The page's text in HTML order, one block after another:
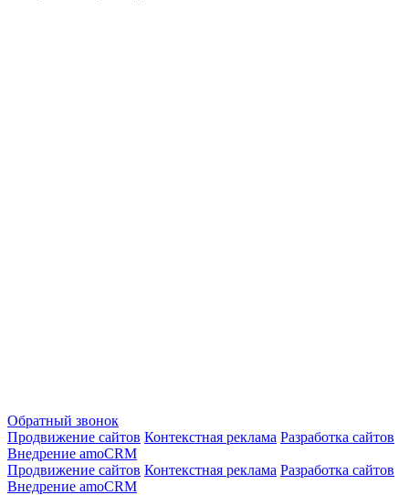
Обратный звонок
Продвижение сайтов Контекстная реклама Разработка сайтов
Внедрение amoCRM
Продвижение сайтов Контекстная реклама Разработка сайтов
Внедрение amoCRM